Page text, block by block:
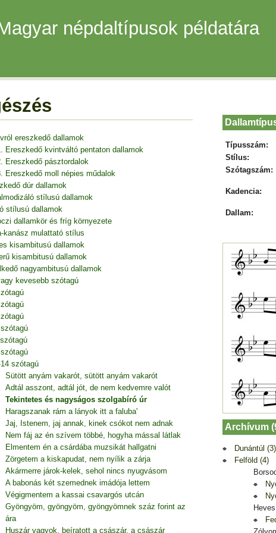
népdaltípusok példatára
ereszkedő dallamok
Ereszkedő kvintváltó pentaton dallamok
Ereszkedő pásztordalok
Ereszkedő moll népies műdalok
dúr dallamok
stílusú dallamok
stílusú dallamok
dallamkör és fríg környezete
kanász mulattató stílus
kisambitusú dallamok
kisambitusú dallamok
nagyambitusú dallamok
kevesebb szótagú
14 szótagú
Sütött anyám vakarót, sütött anyám vakarót
Adtál asszont, adtál jót, de nem kedvemre valót
Tekintetes és nagyságos szolgabíró úr
Haragszanak rám a lányok itt a faluba'
Jaj, Istenem, jaj annak, kinek csókot nem adnak
Nem fáj az én szívem többé, hogyha mással látlak
Elmentem én a csárdába muzsikát hallgatni
Zörgetem a kiskapudat, nem nyílik a zárja
Akármerre járok-kelek, sehol nincs nyugvásom
A babonás két szemednek imádója lettem
Végigmentem a kassai csavargós utcán
Gyöngyöm, gyöngyöm, gyöngyömnek száz forint az
ára
Huszár vagyok, beíratott a császár, a császár
Típusszám:
Stílus:
Szótagszám:
Kadencia:
Dallam:
Archívum
Dunántúl (3)
Felföld (4)